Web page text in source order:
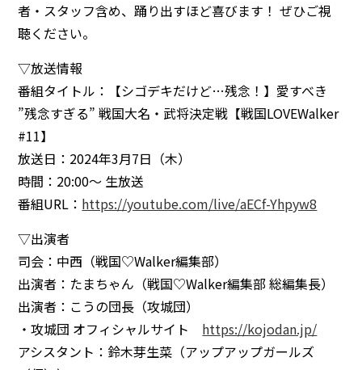
者・スタッフ含め、踊り出すほど喜びます！ ぜひご視
聴ください。
▽放送情報
番組タイトル：【シゴデキだけど…残念！】愛すべき
”残念すぎる” 戦国大名・武将決定戦【戦国LOVEWalker
#11】
放送日：2024年3月7日（木）
時間：20:00〜 生放送
番組URL： https://youtube.com/live/aECf-Yhpyw8
▽出演者
司会：中西（戦国♡Walker編集部）
出演者：たまちゃん（戦国♡Walker編集部 総編集長）
出演者：こうの団長（攻城団）
・攻城団 オフィシャルサイト https://kojodan.jp/
アシスタント：鈴木芽生菜（アップアップガールズ